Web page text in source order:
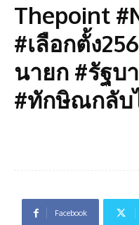
Thepoint
#เลือกตั้ง
นายก #รัฐ
#ทักษิณกลับ
Facebook